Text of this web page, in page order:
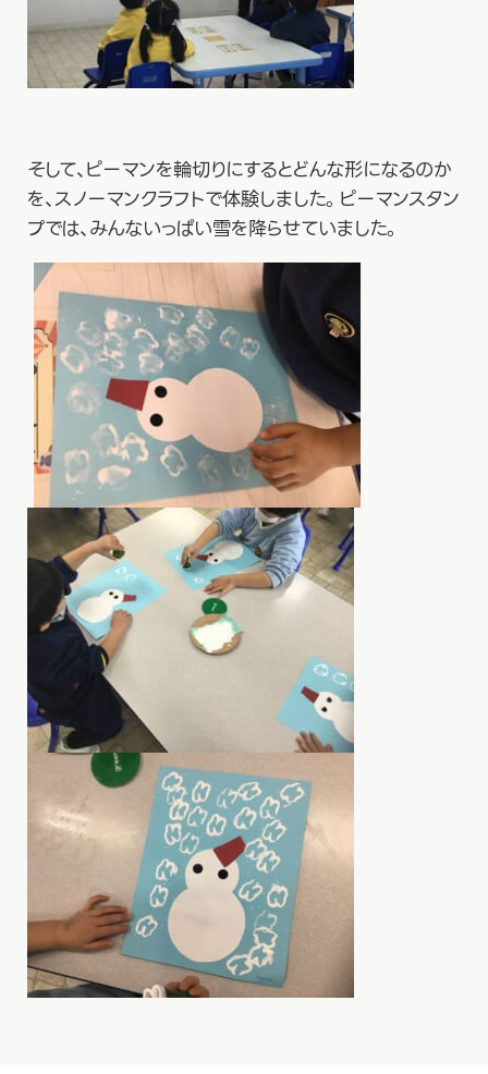
そして、ピーマンを輪切りにするとどんな形になるのか
を、スノーマンクラフトで体験しました。ピーマンスタン
プでは、みんないっぱい雪を降らせていました。